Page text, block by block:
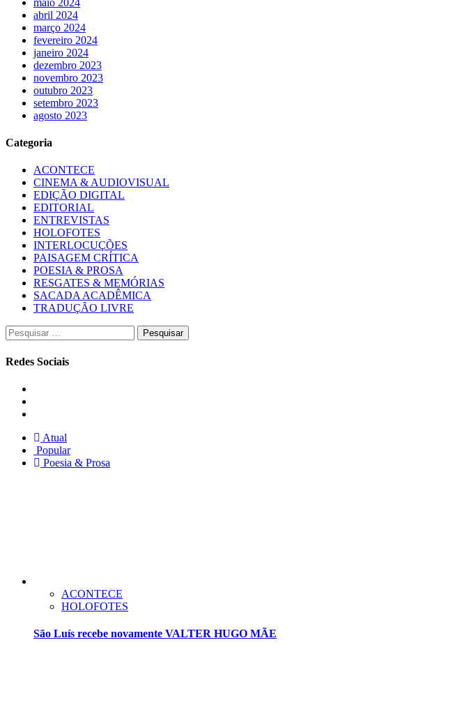
abril 2024
março 2024
fevereiro 2024
janeiro 2024
dezembro 2023
novembro 2023
outubro 2023
setembro 2023
agosto 2023
Categoria
ACONTECE
CINEMA & AUDIOVISUAL
EDIÇÃO DIGITAL
EDITORIAL
ENTREVISTAS
HOLOFOTES
INTERLOCUÇÕES
PAISAGEM CRÍTICA
POESIA & PROSA
RESGATES & MEMÓRIAS
SACADA ACADÊMICA
TRADUÇÃO LIVRE
Pesquisar
por:
Redes Sociais
Atual
Popular
Poesia & Prosa
ACONTECE
HOLOFOTES
São Luís recebe novamente VALTER HUGO MÃE